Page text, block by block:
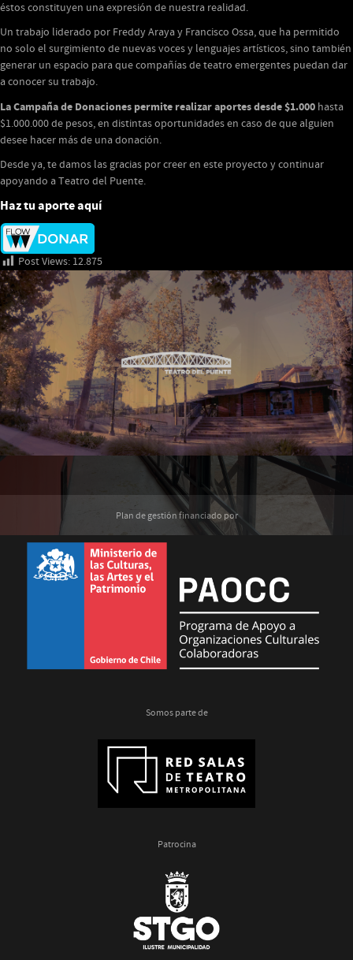
éstos constituyen una expresión de nuestra realidad.
Un trabajo liderado por Freddy Araya y Francisco Ossa, que ha permitido
no solo el surgimiento de nuevas voces y lenguajes artísticos, sino también
generar un espacio para que compañías de teatro emergentes puedan dar
a conocer su trabajo.
La Campaña de Donaciones permite realizar aportes desde $1.000 hasta
$1.000.000 de pesos, en distintas oportunidades en caso de que alguien
desee hacer más de una donación.
Desde ya, te damos las gracias por creer en este proyecto y continuar
apoyando a Teatro del Puente.
Haz tu aporte aquí
Post Views: 12.875
Plan de gestión financiado por
Somos parte de
Patrocina